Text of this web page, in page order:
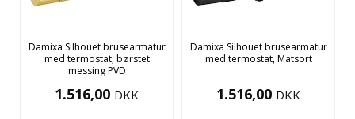
Damixa Silhouet brusearmatur
med termostat, børstet
messing PVD
1.516,00 DKK
Damixa Silhouet brusearmatur
med termostat, Matsort
1.516,00 DKK